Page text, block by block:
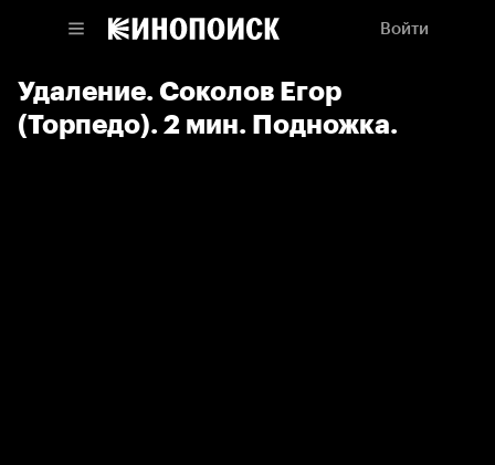
Войти
Удаление. Соколов Егор
(Торпедо). 2 мин. Подножка.